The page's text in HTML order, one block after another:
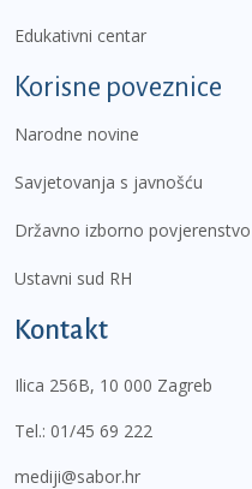
Edukativni centar
Korisne poveznice
Narodne novine
Savjetovanja s javnošću
Državno izborno povjerenstvo
Ustavni sud RH
Kontakt
Ilica 256B, 10 000 Zagreb
Tel.: 01/45 69 222
mediji@sabor.hr